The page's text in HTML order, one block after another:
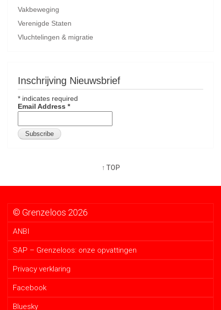
Vakbeweging
Verenigde Staten
Vluchtelingen & migratie
Inschrijving Nieuwsbrief
* indicates required
Email Address *
↑ TOP
© Grenzeloos 2026
ANBI
SAP – Grenzeloos: onze opvattingen
Privacy verklaring
Facebook
Bluesky